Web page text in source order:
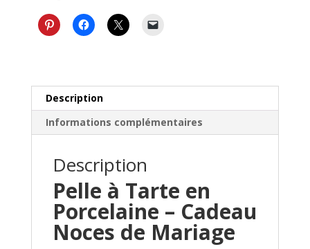
mariage
ou
faïence
Description
Informations complémentaires
Description
Pelle à Tarte en
Porcelaine – Cadeau
Noces de Mariage